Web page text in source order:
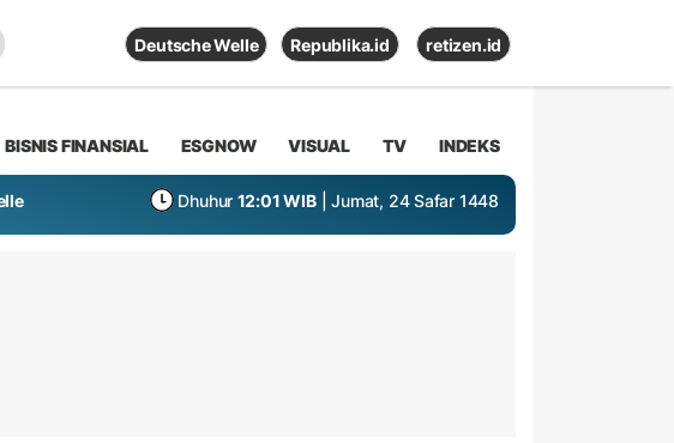
Deutsche Welle Republika.id retizen.id
BISNIS FINANSIAL ESGNOW VISUAL TV INDEKS
Dhuhur 12:01 WIB | Jumat, 24 Safar 1448